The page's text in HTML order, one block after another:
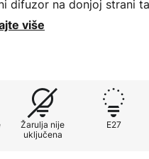
difuzor na donjoj strani
da se svjetlost
a bež ton boje pristaje
stropna svjetiljka dobro
domove.
ove stropne
više
Žarulja nije
uključena
E27